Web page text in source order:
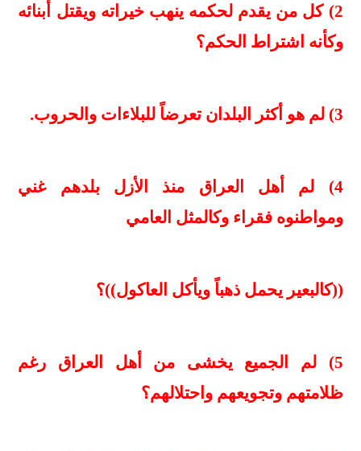
2) كل من يقدم لحكمه ينهب خيراته ويقتل أبنائه
وكأنه اشتراط الحكم؟
3) لم هو أكثر البلدان تعرضاً للبلاءات والحروب.
4) لم أهل العراق منذ الأزل بلدهم غني
ومواطنوه فقراء وكالمثل العامي
((كالبعير يحمل ذهباً ويأكل العاكول))؟
5) لم الجميع يخشى من أهل العراق رغم
ظلامتهم وتجويعهم واحتلالهم؟